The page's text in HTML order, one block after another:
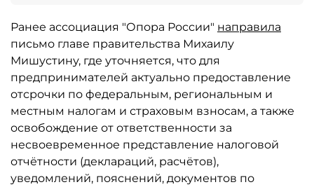
Ранее ассоциация "Опора России" направила
письмо главе правительства Михаилу
Мишустину, где уточняется, что для
предпринимателей актуально предоставление
отсрочки по федеральным, региональным и
местным налогам и страховым взносам, а также
освобождение от ответственности за
несвоевременное представление налоговой
отчётности (деклараций, расчётов),
уведомлений, пояснений, документов по